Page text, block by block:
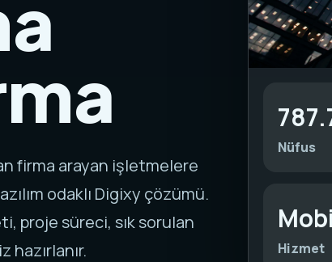
firma arayan işletmelere
odaklı Digixy çözümü.
proje süreci, sık sorulan
hazırlanır.
Nüfus
Hizmet